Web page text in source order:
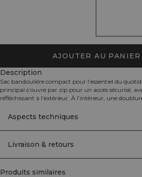
AJOUTER AU PANIER
Description
Sac bandoulière compact pour l’essentiel du
principal s’ouvre par zip pour un accès sécurisé,
réfléchissant à l’extérieur. À l’intérieur, une
garder vos affaires organisées. Se nettoie
100% Polyester.
Aspects techniques
Livraison & retours
Produits similaires